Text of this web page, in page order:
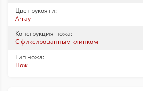
Цвет рукояти:
Array
Конструкция ножа:
С фиксированным клинком
Тип ножа:
Нож